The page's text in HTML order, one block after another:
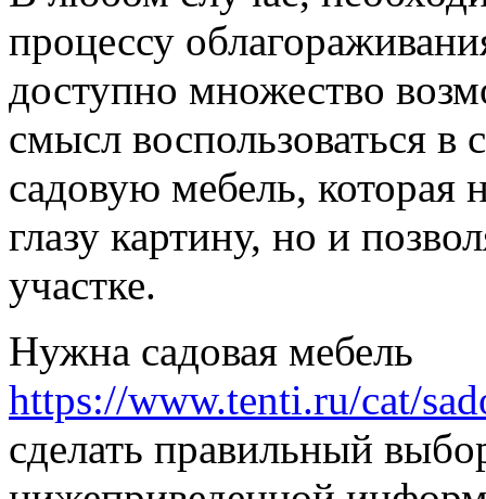
процессу
доступно множество
смысл воспользоваться в
садовую мебель, которая
глазу картину, но и
участке.
Нужна садовая мебель
https://www.tenti.ru/cat/
сделать правильный